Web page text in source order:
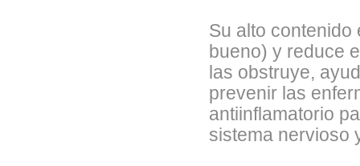
Su alto contenido
bueno) y reduce
las obstruye,
prevenir las
antiinflamatorio
sistema nervioso